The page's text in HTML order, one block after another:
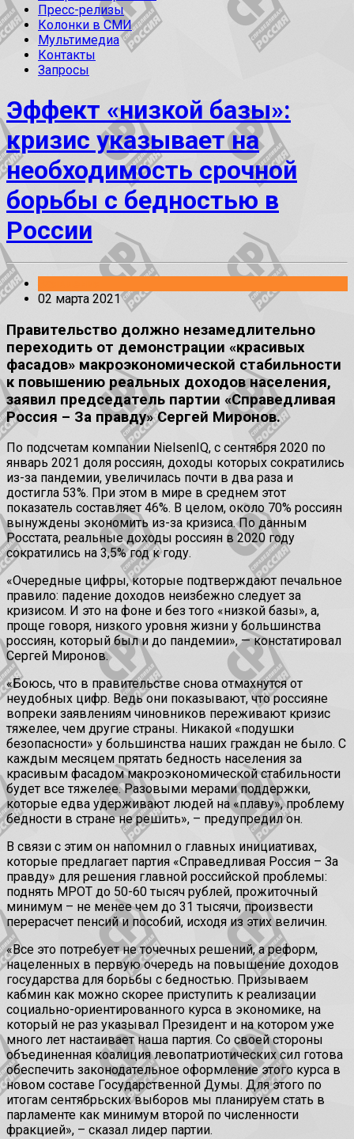
Пресс-релизы
Колонки в СМИ
Мультимедиа
Контакты
Запросы
Эффект «низкой базы»:
кризис указывает на
необходимость срочной
борьбы с бедностью в
России
02 марта 2021
Правительство должно незамедлительно
переходить от демонстрации «красивых
фасадов» макроэкономической стабильности
к повышению реальных доходов населения,
заявил председатель партии «Справедливая
Россия – За правду» Сергей Миронов.
По подсчетам компании NielsenIQ, с сентября 2020 по
январь 2021 доля россиян, доходы которых сократились
из-за пандемии, увеличилась почти в два раза и
достигла 53%. При этом в мире в среднем этот
показатель составляет 46%. В целом, около 70% россиян
вынуждены экономить из-за кризиса. По данным
Росстата, реальные доходы россиян в 2020 году
сократились на 3,5% год к году.
«Очередные цифры, которые подтверждают печальное
правило: падение доходов неизбежно следует за
кризисом. И это на фоне и без того «низкой базы», а,
проще говоря, низкого уровня жизни у большинства
россиян, который был и до пандемии», — констатировал
Сергей Миронов.
«Боюсь, что в правительстве снова отмахнутся от
неудобных цифр. Ведь они показывают, что россияне
вопреки заявлениям чиновников переживают кризис
тяжелее, чем другие страны. Никакой «подушки
безопасности» у большинства наших граждан не было. С
каждым месяцем прятать бедность населения за
красивым фасадом макроэкономической стабильности
будет все тяжелее. Разовыми мерами поддержки,
которые едва удерживают людей на «плаву», проблему
бедности в стране не решить», – предупредил он.
В связи с этим он напомнил о главных инициативах,
которые предлагает партия «Справедливая Россия – За
правду» для решения главной российской проблемы:
поднять МРОТ до 50-60 тысяч рублей, прожиточный
минимум – не менее чем до 31 тысячи, произвести
перерасчет пенсий и пособий, исходя из этих величин.
«Все это потребует не точечных решений, а реформ,
нацеленных в первую очередь на повышение доходов
государства для борьбы с бедностью. Призываем
кабмин как можно скорее приступить к реализации
социально-ориентированного курса в экономике, на
который не раз указывал Президент и на котором уже
много лет настаивает наша партия. Со своей стороны
объединенная коалиция левопатриотических сил готова
обеспечить законодательное оформление этого курса в
новом составе Государственной Думы. Для этого по
итогам сентябрьских выборов мы планируем стать в
парламенте как минимум второй по численности
фракцией», – сказал лидер партии.